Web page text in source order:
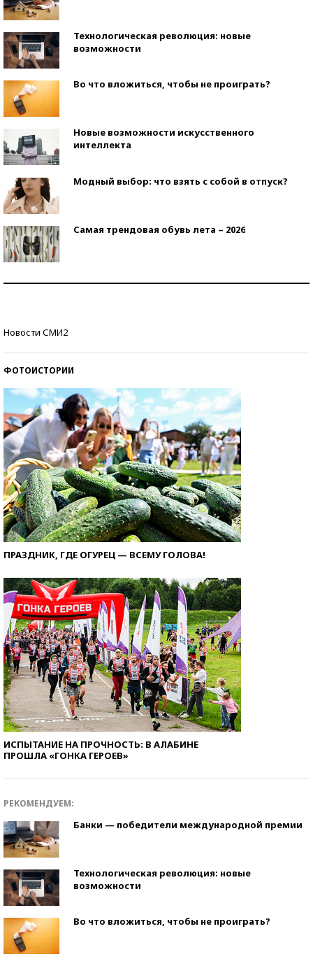
Технологическая революция: новые
возможности
Во что вложиться, чтобы не проиграть?
Новые возможности искусственного
интеллекта
Модный выбор: что взять с собой в отпуск?
Самая трендовая обувь лета – 2026
Новости СМИ2
ФОТОИСТОРИИ
ПРАЗДНИК, ГДЕ ОГУРЕЦ — ВСЕМУ ГОЛОВА!
ИСПЫТАНИЕ НА ПРОЧНОСТЬ: В АЛАБИНЕ
ПРОШЛА «ГОНКА ГЕРОЕВ»
РЕКОМЕНДУЕМ:
Банки — победители международной премии
Технологическая революция: новые
возможности
Во что вложиться, чтобы не проиграть?